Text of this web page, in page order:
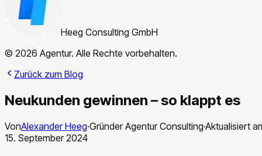
Heeg Consulting GmbH
© 2026 Agentur. Alle Rechte vorbehalten.
Zurück zum Blog
Neukunden gewinnen – so klappt es
VonAlexander Heeg·Gründer Agentur Consulting·Aktualisiert
15. September 2024